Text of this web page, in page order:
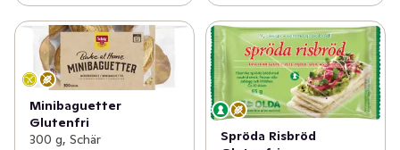
Minibaguetter
Glutenfri
300 g, Schär
Spröda Risbröd